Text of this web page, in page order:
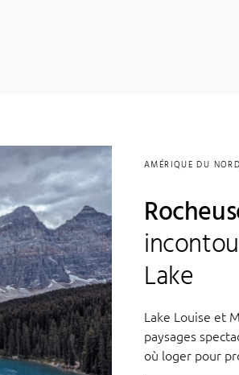
AMÉRIQUE DU NORD
Lake
Lake Louise et
paysages
où loger pour